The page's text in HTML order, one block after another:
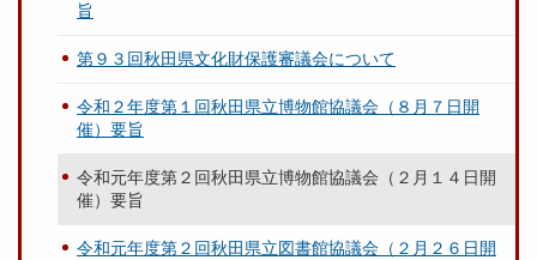
旨
第９３回秋田県文化財保護審議会について
令和２年度第１回秋田県立博物館協議会（８月７日開
催）要旨
令和元年度第２回秋田県立博物館協議会（２月１４日開
催）要旨
令和元年度第２回秋田県立図書館協議会（２月２６日開